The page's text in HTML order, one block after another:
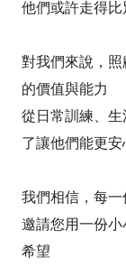
他們或許走得比
對我們來說，
的價值與能力
從日常訓練、
了讓他們能更安
我們相信，每
邀請您用一份
希望